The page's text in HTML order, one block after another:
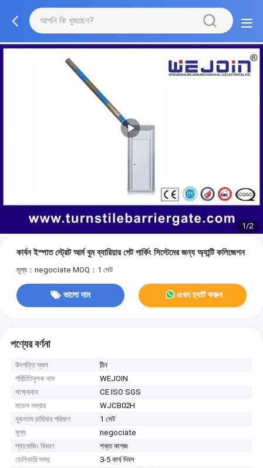
1/2
কার্বন ইস্পাত স্ট্রেট আর্ম বুম ব্যারিয়ার গেট পার্কিং সিস্টেমের জন্য অ্যান্টি কলিজেশন
মূল্য：negociate MOQ：1 সেট
ভালো দাম এখন চ্যাট করুন
পণ্যের বর্ণনা
উৎপত্তি স্থল
চীন
পরিচিতিমুলক নাম
WEJOIN
সাক্ষ্যদান
CE ISO SGS
মডেল নম্বার
WJCB02H
ন্যূনতম চাহিদার পরিমাণ
1 সেট
মূল্য
negociate
প্যাকেজিং বিবরণ
শক্ত কাগজ
ডেলিভারি সময়
3-5 কার্য দিবস